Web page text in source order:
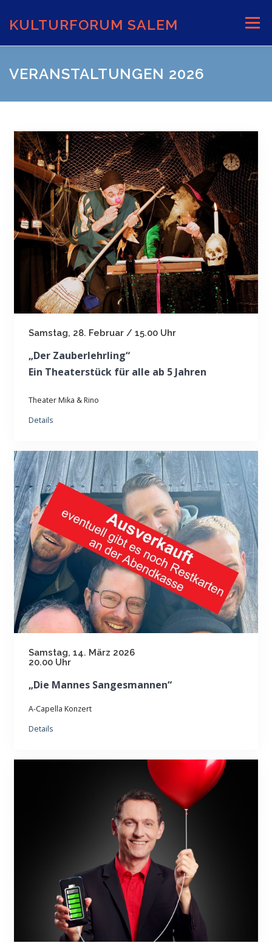
springen
KULTURFORUM SALEM Menü
AKTUELLES VERANSTALTUNGEN
VERANSTALTUNGEN 2026
Samstag, 28. Februar / 15.00 Uhr
„Der Zauberlehrling“
Ein Theaterstück für alle ab 5 Jahren
Theater Mika & Rino
Details
Samstag, 14. März 2026
20.00 Uhr
„Die Mannes Sangesmannen“
A-Capella Konzert
Details